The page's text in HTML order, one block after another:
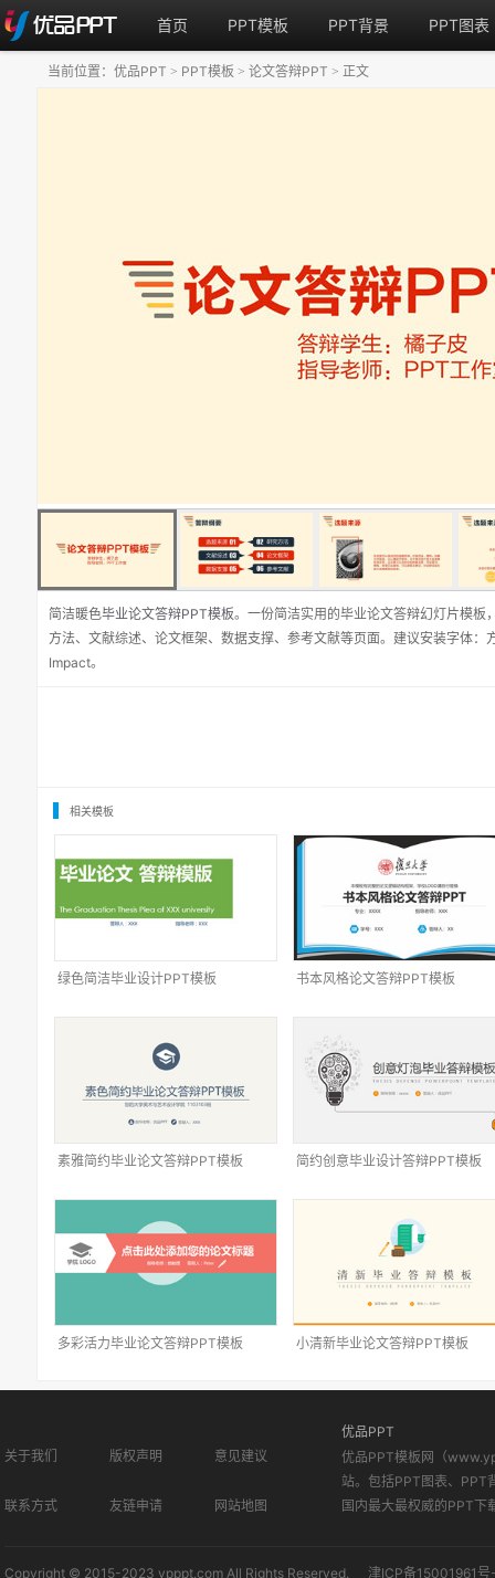
首页 PPT模板 PPT背景 PPT图表
简洁暖色毕业论文答辩PPT模板。一份简洁实用的毕业论文答辩幻灯片模板
方法、文献综述、论文框架、数据支撑、参考文献等页面。建议安装字体：
Impact。
当前位置： 优品PPT > PPT模板 > 论文答辩PPT > 正文
相关模板
绿色简洁毕业设计PPT模板 书本风格论文答辩PPT模板
素雅简约毕业论文答辩PPT模板 简约创意毕业设计答辩PPT模板
多彩活力毕业论文答辩PPT模板 小清新毕业论文答辩PPT模板
关于我们 版权声明 意见建议
联系方式 友链申请 网站地图
优品PPT
优品PPT模板网（
站。包括PPT图表、PPT
国内最大最权威的PPT下
Copyright © 2015-2023 ypppt.com All Rights Reserved. 津ICP备15001961号